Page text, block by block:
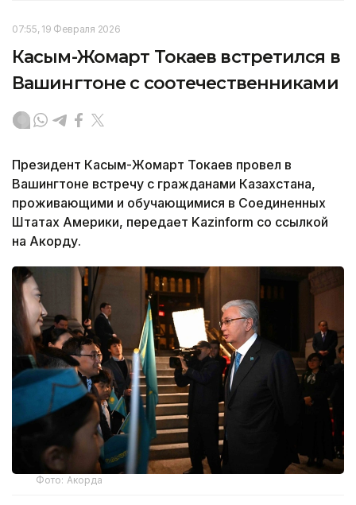
07:55, 19 Февраля 2026
Касым-Жомарт Токаев встретился в
Вашингтоне с соотечественниками
Президент Касым-Жомарт Токаев провел в
Вашингтоне встречу с гражданами Казахстана,
проживающими и обучающимися в Соединенных
Штатах Америки, передает Kazinform со ссылкой
на Акорду.
Фото: Акорда